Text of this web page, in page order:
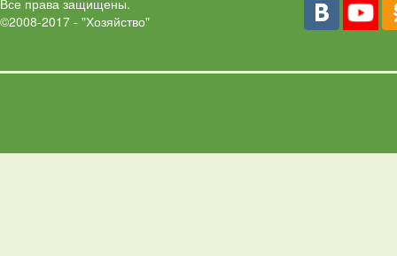
Все права защищены.
©2008-2017 - "Хозяйство"